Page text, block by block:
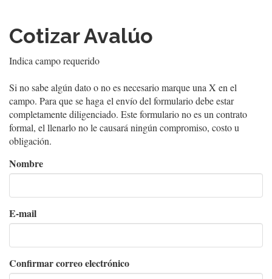
Cotizar Avalúo
Indica campo requerido
Si no sabe algún dato o no es necesario marque una X en el
campo. Para que se haga el envío del formulario debe estar
completamente diligenciado. Este formulario no es un contrato
formal, el llenarlo no le causará ningún compromiso, costo u
obligación.
Nombre
E-
mail
E-mail
Confirmar correo electrónico